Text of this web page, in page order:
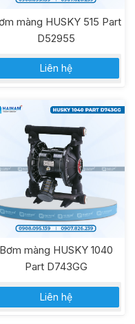
màng HUSKY 515 Part
D52955
Liên hệ
Bơm màng HUSKY 1040
Part D743GG
Liên hệ